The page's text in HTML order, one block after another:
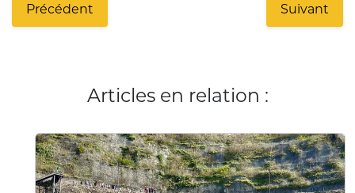
Précédent Suivant
Articles en relation :